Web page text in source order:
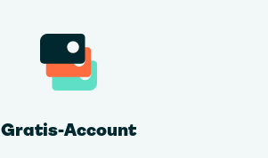
Gratis-Account